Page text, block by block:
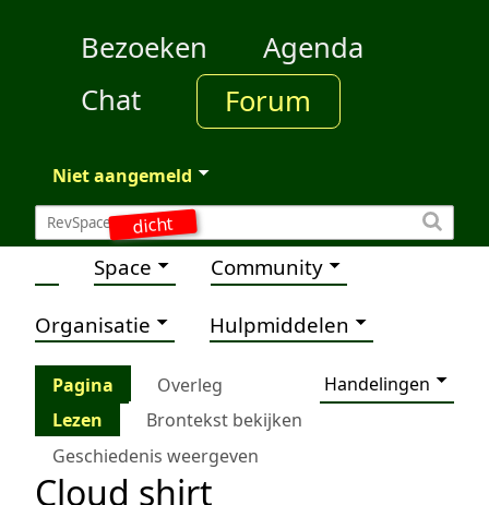
dicht
Bezoeken
Agenda
Chat
Forum
Niet aangemeld
Space Community
Organisatie Hulpmiddelen
Pagina Overleg
Handelingen
Lezen
Brontekst bekijken
Geschiedenis weergeven
Cloud shirt